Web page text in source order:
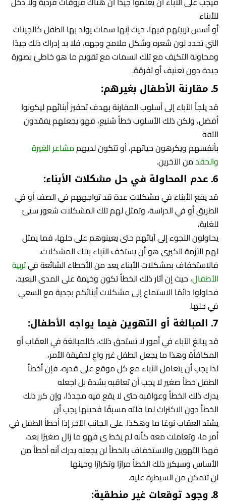
للأبناء
أو أسس تربيتهم فيها، حيث إنها سمات يولد بها الطفل كالجينات
التي تحدد لون شعره وشكل ملامح وجهه، فلا بد إدراك ذلك جيدًا
ومحاولة التكيف مع تلك السمات مع تقويم ما هو خاطئ بصورة
جيدة دون تعنيف أو تفرقة.
5ـ مقارنة الأطفال بغيرهم:
قد يلجأ الآباء إلى أسلوب المقارنة بهدف تحفيز أبنائهم ليكونوا
أفضل، ولكن ذلك الأسلوب خطأ شنيع، فهو يجعلهم يفقدون
الثقة
بأنفسهم ويكرهون حياتهم، أو تتكون لديهممشاعر الغيرة
والحقدمن الآخرين.
6ـ عدم المحاولة في حل مشكلات الأبناء:
قد يقع الأبناء في مشكلات عدة قد تواجههم في الصف أو في
الطريق أو في الدراسة، وتمثل لهم تلك المشكلات شعور سيئ
للغاية،
يحاولون اللجوء إلى آبائهم حتى يعينوهم على حلها، فما يمثل
لهم الأزمة الكبرى هو أن يستخف الآباء بتلك المشكلات.
فالاستخفاف بمشكلات الأبناء يعد من الأخطاء الشائعة فيتربية
الأطفال، حيث إن آثار ذلك الخطأ تكون وخيمة على المدى البعيد،
فحاولوا دائمًا الاستماع إلى مشكلات أبنائكم بجدية مع السعي
في حلها.
7ـ المبالغة أو التهوين فيما يواجه الأطفال:
قد يبالغ الآباء في أمور لا تستحق ذلك، كالمبالغة في العقاب أو
المكافأة وهذا ما يجعل الطفل غير واعٍ لحقيقة الأمر،
لذا يجب أن يتعامل الآباء مع كل موقع على قدره، فإن أخطأ
الطفل خطأ صغير لا يجب أن تعاقبه بشدة بل اجعله
يدرك ذلك الخطأ وعواقبه حتى لا يقع فيه مجددًا، وإن كرر ذلك
الخطأ دون الاكتراث لما قلته مسبقًا فحينها يجب أن
يشتد العقاب نوعًا ما وهكذا. على الجانب الآخر إذا أخطأ الطفل في
أمر ما، وتعاملت معه كأنه لم يخط ئ فهو ما زال صغيرًا بعد،
فهذا التهوين والاستخفاف بالخطأ لن يجعله يدرك أنه أخطأ من
الأساس وسيكرر ذلك الخطأ مرارًا وتكرارًا وحينها
لن تتمكن من السيطرة عليه.
8ـ وجود توقعات غير منطقية: